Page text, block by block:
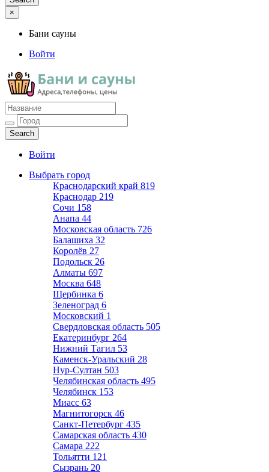
×
Бани сауны
Войти
Бани сауны
Адреса и телефоны
Войти
Выбрать город
Краснодарский край 819
Краснодар 219
Сочи 158
Анапа 44
Московская область 726
Балашиха 32
Королёв 27
Подольск 26
Алматы 697
Москва 648
Щербинка 6
Зеленоград 6
Московский 1
Свердловская область 505
Екатеринбург 264
Нижний Тагил 53
Каменск-Уральский 28
Нур-Султан 503
Челябинская область 495
Челябинск 153
Миасс 63
Магнитогорск 46
Санкт-Петербург 435
Самарская область 430
Самара 222
Тольятти 121
Сызрань 20